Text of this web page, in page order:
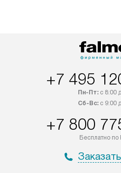
+7 495
Пн-Пт:с 8:00
Сб-Вс:с 9:00
+7 800
Бесплатно по